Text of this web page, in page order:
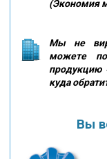
(Экономия
Мы не
можете
продукцию
куда
Вы